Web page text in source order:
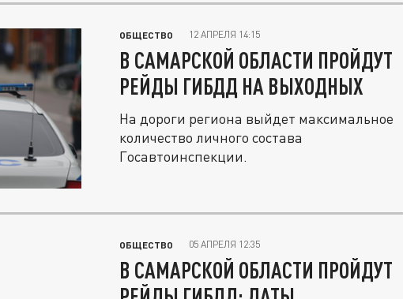
ОБЩЕСТВО 12 АПРЕЛЯ 14:15
В САМАРСКОЙ ОБЛАСТИ ПРОЙДУТ
РЕЙДЫ ГИБДД НА ВЫХОДНЫХ
На дороги региона выйдет максимальное
количество личного состава
Госавтоинспекции.
ОБЩЕСТВО 05 АПРЕЛЯ 12:35
В САМАРСКОЙ ОБЛАСТИ ПРОЙДУТ